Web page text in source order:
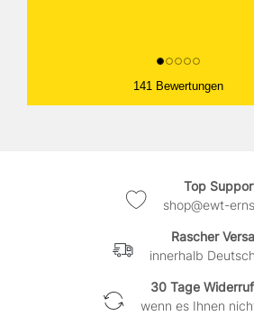
141 Bewertungen
Top
shop@ewt-
Rascher
innerhalb
30 Tage
wenn es Ihnen